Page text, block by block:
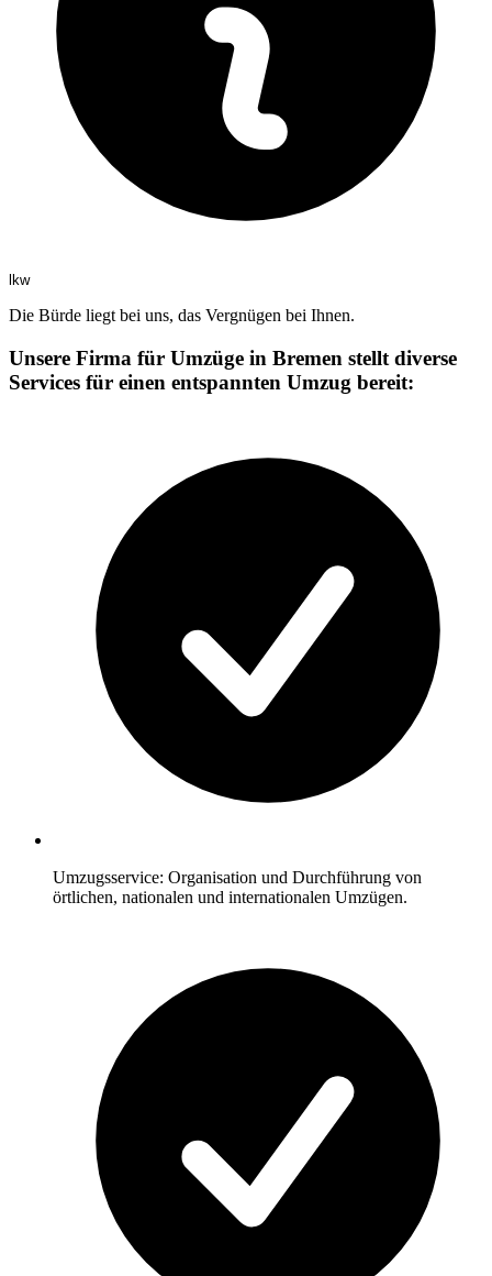
lkw
Die Bürde liegt bei uns, das Vergnügen bei Ihnen.
Unsere Firma für Umzüge in Bremen stellt diverse
Services für einen entspannten Umzug bereit:
Umzugsservice: Organisation und Durchführung von
örtlichen, nationalen und internationalen Umzügen.